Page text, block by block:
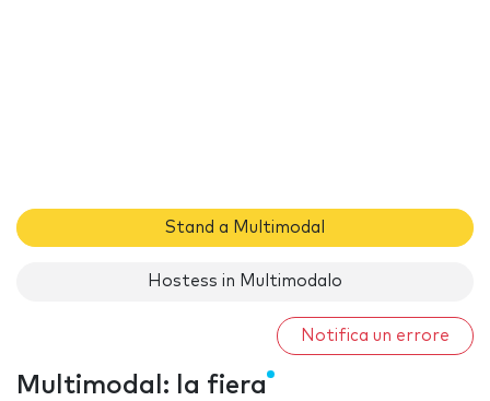
Stand a Multimodal
Hostess in Multimodalo
Notifica un errore
Multimodal: la fiera